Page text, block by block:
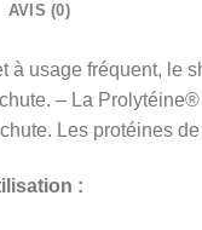
AVIS (0)
à usage fréquent, le
– La
Les protéines
: